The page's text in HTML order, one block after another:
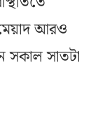
আরও
সকাল সাতটা